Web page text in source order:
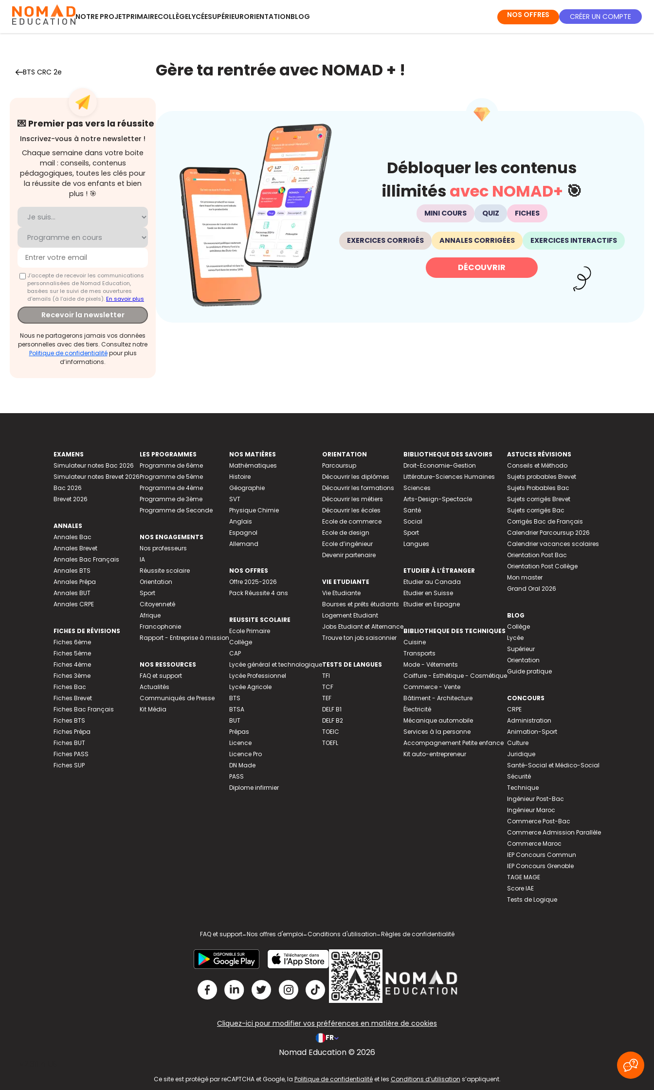
NOTRE PROJETPRIMAIRECOLLÈGELYCÉESUPÉRIEURORIENTATIONBLOG NOS OFFRES CRÉER UN COMPTE
BTS CRC 2e
💌 Premier pas vers la réussite
Inscrivez-vous à notre newsletter !
Chaque semaine dans votre boite
mail : conseils, contenus
pédagogiques, toutes les clés pour
la réussite de vos enfants et bien
plus ! 🎯
J'accepte de recevoir les communications
personnalisées de Nomad Education,
basées sur le suivi de mes ouvertures
d'emails (à l’aide de pixels).En savoir plus
Recevoir la newsletter
Nous ne partagerons jamais vos données
personnelles avec des tiers. Consultez notre
Politique de confidentialitépour plus
d’informations.
Gère ta rentrée avec NOMAD + !
Débloquer les contenus
illimités avec NOMAD+ 🎯
MINI COURS QUIZ FICHES
EXERCICES CORRIGÉS ANNALES CORRIGÉES EXERCICES INTERACTIFS
DÉCOUVRIR
EXAMENS
Simulateur notes Bac 2026
Simulateur notes Brevet 2026
Bac 2026
Brevet 2026
ANNALES
Annales Bac
Annales Brevet
Annales Bac Français
Annales BTS
Annales Prépa
Annales BUT
Annales CRPE
FICHES DE RÉVISIONS
Fiches 6ème
Fiches 5ème
Fiches 4ème
Fiches 3ème
Fiches Bac
Fiches Brevet
Fiches Bac Français
Fiches BTS
Fiches Prépa
Fiches BUT
Fiches PASS
Fiches SUP
LES PROGRAMMES
Programme de 6ème
Programme de 5ème
Programme de 4ème
Programme de 3ème
Programme de Seconde
NOS ENGAGEMENTS
Nos professeurs
IA
Réussite scolaire
Orientation
Sport
Citoyenneté
Afrique
Francophonie
Rapport - Entreprise à mission
NOS RESSOURCES
FAQ et support
Actualités
Communiqués de Presse
Kit Média
NOS MATIÈRES
Mathématiques
Histoire
Géographie
SVT
Physique Chimie
Anglais
Espagnol
Allemand
NOS OFFRES
Offre 2025-2026
Pack Réussite 4 ans
REUSSITE SCOLAIRE
Ecole Primaire
Collège
CAP
Lycée général et technologique
Lycée Professionnel
Lycée Agricole
BTS
BTSA
BUT
Prépas
Licence
Licence Pro
DN Made
PASS
Diplome infirmier
ORIENTATION
Parcoursup
Découvrir les diplômes
Découvrir les formations
Découvrir les métiers
Découvrir les écoles
Ecole de commerce
Ecole de design
Ecole d’ingénieur
Devenir partenaire
VIE ETUDIANTE
Vie Etudiante
Bourses et prêts étudiants
Logement Etudiant
Jobs Etudiant et Alternance
Trouve ton job saisonnier
TESTS DE LANGUES
TFI
TCF
TEF
DELF B1
DELF B2
TOEIC
TOEFL
BIBLIOTHEQUE DES SAVOIRS
Droit-Economie-Gestion
Littérature-Sciences Humaines
Sciences
Arts-Design-Spectacle
Santé
Social
Sport
Langues
ETUDIER À L’ÉTRANGER
Etudier au Canada
Etudier en Suisse
Etudier en Espagne
BIBLIOTHEQUE DES TECHNIQUES
Cuisine
Transports
Mode - Vêtements
Coiffure - Esthétique - Cosmétique
Commerce - Vente
Bâtiment - Architecture
Électricité
Mécanique automobile
Services à la personne
Accompagnement Petite enfance
Kit auto-entrepreneur
ASTUCES RÉVISIONS
Conseils et Méthodo
Sujets probables Brevet
Sujets Probables Bac
Sujets corrigés Brevet
Sujets corrigés Bac
Corrigés Bac de Français
Calendrier Parcoursup 2026
Calendrier vacances scolaires
Orientation Post Bac
Orientation Post Collège
Mon master
Grand Oral 2026
BLOG
Collège
Lycée
Supérieur
Orientation
Guide pratique
CONCOURS
CRPE
Administration
Animation-Sport
Culture
Juridique
Santé-Social et Médico-Social
Sécurité
Technique
Ingénieur Post-Bac
Ingénieur Maroc
Commerce Post-Bac
Commerce Admission Parallèle
Commerce Maroc
IEP Concours Commun
IEP Concours Grenoble
TAGE MAGE
Score IAE
Tests de Logique
FAQ et support-Nos offres d'emploi-Conditions d'utilisation-Règles de confidentialité
Cliquez-ici pour modifier vos préférences en matière de cookies
FR
Nomad Education © 2026
Ce site est protégé par reCAPTCHA et Google, la Politique de confidentialitéet les Conditions d’utilisation s’appliquent.